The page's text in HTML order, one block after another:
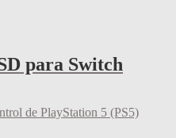
para Switch